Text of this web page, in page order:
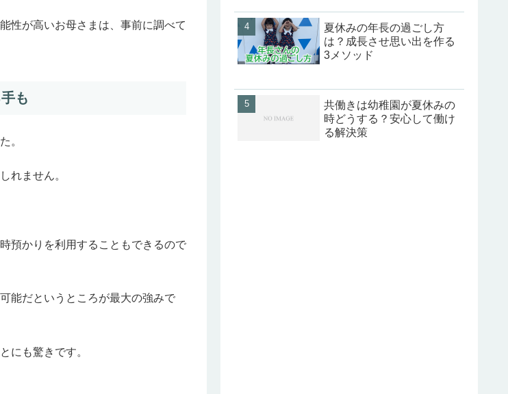
性が高いお母さまは、事前に調べて
も
。
れません。
預かりを利用することもできるので
能だというところが最大の強みで
にも驚きです。
夏休みの年長の過ごし方
は？成長させ思い出を作る
3メソッド
共働きは幼稚園が夏休みの
時どうする？安心して働け
る解決策